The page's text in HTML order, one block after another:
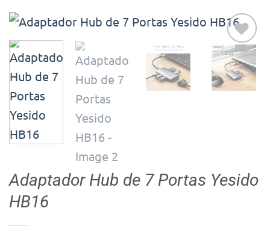
Adicionar
aos meus
desejos
Adaptador Hub de 7 Portas Yesido
HB16